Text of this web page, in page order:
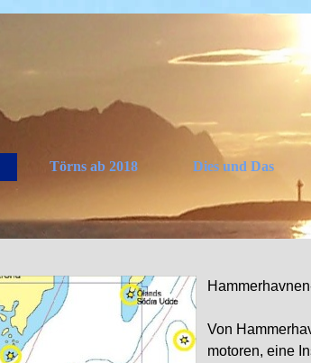
Menü überspringen
▼
Törns ab 2018 ▼
Dies und Das
Von
motoren, eine